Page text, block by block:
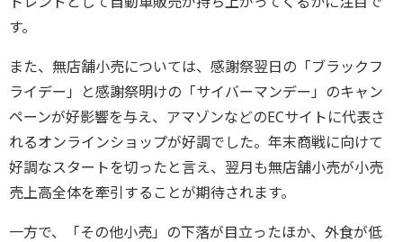
す。
また、無店舗小売については、感謝祭翌日の「ブラックフ
ライデー」と感謝祭明けの「サイバーマンデー」のキャン
ペーンが好影響を与え、アマゾンなどのECサイトに代表さ
れるオンラインショップが好調でした。年末商戦に向けて
好調なスタートを切ったと言え、翌月も無店舗小売が小売
売上高全体を牽引することが期待されます。
一方で、「その他小売」の下落が目立ったほか、外食が低